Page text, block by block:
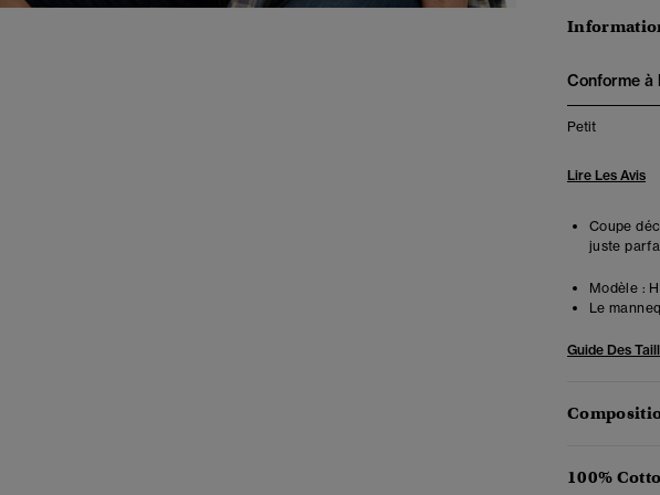
Conforme à
Petit
Lire Les Avis
Coupe
juste
Modèle :
Le
Guide Des
100%